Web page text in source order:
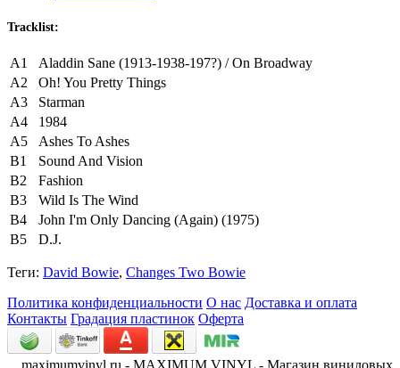
Tracklist:
A1
Aladdin Sane (1913-1938-197?) / On Broadway
A2
Oh! You Pretty Things
A3
Starman
A4
1984
A5
Ashes To Ashes
B1
Sound And Vision
B2
Fashion
B3
Wild Is The Wind
B4
John I'm Only Dancing (Again) (1975)
B5
D.J.
Теги: David Bowie, Changes Two Bowie
Политика конфиденциальности О нас Доставка и оплата
Контакты Градация пластинок Оферта